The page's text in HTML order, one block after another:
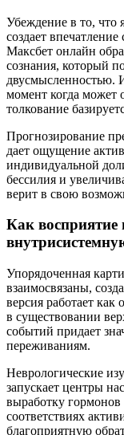
Убеждение в то, что
создает
Максбет онлайн
сознания, который
двусмысленностью.
момент когда может
толкование
Прогнозирование
дает ощущение
индивидуальной
бессилия и
верит в свою
Как восприятие
Упорядоченная
взаимосвязаны,
версия работает как
в существовании
событий придает
переживаниям.
Неврологические
запускает центры
выработку
соответствиях
благоприятную